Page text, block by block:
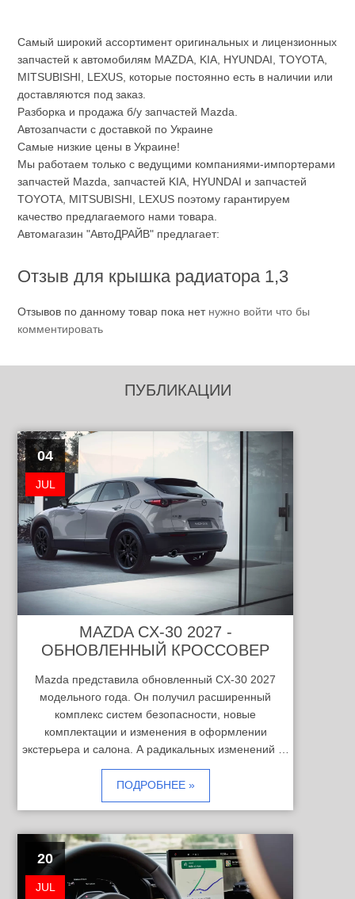
Самый широкий ассортимент оригинальных и лицензионных
запчастей к автомобилям MAZDA, KIA, HYUNDAI, TOYOTA,
MITSUBISHI, LEXUS, которые постоянно есть в наличии или
доставляются под заказ.
Разборка и продажа б/у запчастей Mazda.
Автозапчасти с доставкой по Украине
Самые низкие цены в Украине!
Мы работаем только с ведущими компаниями-импортерами
запчастей Mazda, запчастей KIA, HYUNDAI и запчастей
TOYOTA, MITSUBISHI, LEXUS поэтому гарантируем
качество предлагаемого нами товара.
Автомагазин "АвтоДРАЙВ" предлагает:
Отзыв для крышка радиатора 1,3
Отзывов по данному товар пока нет нужно войти что бы
комментировать
ПУБЛИКАЦИИ
04
JUL
MAZDA CX-30 2027 -
ОБНОВЛЕННЫЙ КРОССОВЕР
Mazda представила обновленный CX-30 2027
модельного года. Он получил расширенный
комплекс систем безопасности, новые
комплектации и изменения в оформлении
экстерьера и салона. А радикальных изменений …
ПОДРОБНЕЕ »
20
JUL